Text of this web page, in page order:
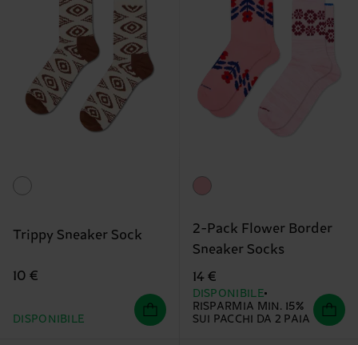
Trippy Sneaker Sock
10 €
DISPONIBILE
2-Pack Flower Border
Sneaker Socks
14 €
DISPONIBILE
RISPARMIA MIN. 15%
SUI PACCHI DA 2 PAIA